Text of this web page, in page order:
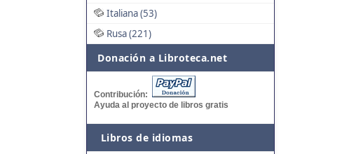
Italiana (53)
Rusa (221)
Donación a Libroteca.net
Contribución:
Ayuda al proyecto de libros gratis
Libros de idiomas